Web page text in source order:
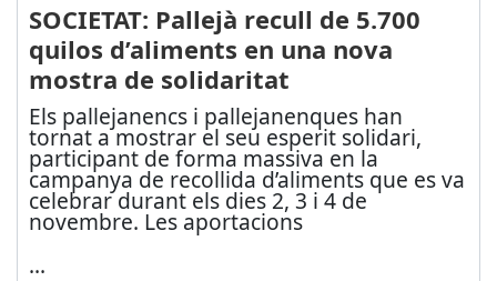
SOCIETAT: Pallejà recull de 5.700
quilos d’aliments en una nova
mostra de solidaritat
Els pallejanencs i pallejanenques han
tornat a mostrar el seu esperit solidari,
participant de forma massiva en la
campanya de recollida d’aliments que es va
celebrar durant els dies 2, 3 i 4 de
novembre. Les aportacions
...